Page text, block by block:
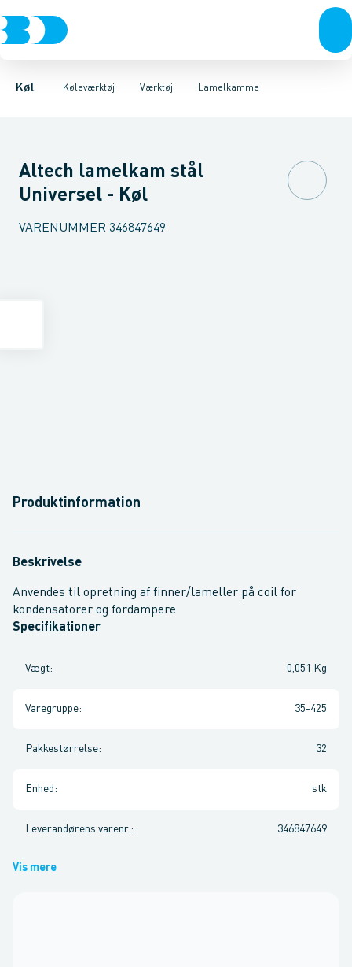
Køl Køleværktøj
KompressorerKondenseringsaggregaterFordampere
Værktøj
Måleinstrumenter Serviceudstyr Værktøj
Lamelkamme
AfgratereBukkeværktøjEkspansionsværktøjKraveværktøj
Altech lamelkam stål
Universel - Køl
VARENUMMER 346847649
Produktinformation
Beskrivelse
Anvendes til opretning af finner/lameller på coil for
kondensatorer og fordampere
Specifikationer
Vægt: 0,051 Kg
Varegruppe: 35-425
Pakkestørrelse: 32
Enhed : stk
Leverandørens varenr. : 346847649
Vis mere